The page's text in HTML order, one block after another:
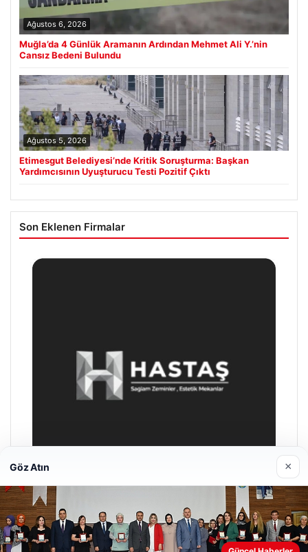
Ağustos 6, 2026
Muğla’da 4 Günlük Aramanın Ardından Mehmet Ali Y.’nin
Cansız Bedeni Bulundu
Ağustos 5, 2026
Etimesgut Belediyesi’nde Kritik Soruşturma: Başkan
Yardımcısının Uyuşturucu Testi Pozitif Çıktı
Son Eklenen Firmalar
Prenses Night Club
Nisan 29, 2026
Göz Atın ×